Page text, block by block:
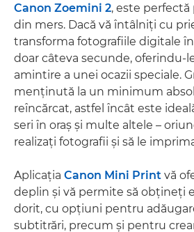
Canon Zoemini 2, este
din mers. Dacă vă întâlniţi cu
transforma fotografiile digitale
doar câteva secunde, oferindu-
amintire a unei ocazii speciale.
menţinută la un minimum
reîncărcat, astfel încât este
seri în oraş şi multe altele –
realizaţi fotografii şi să le
Aplicaţia Canon Mini Print vă
deplin şi vă permite să obţineţi
dorit, cu opţiuni pentru
subtitrări, precum şi pentru